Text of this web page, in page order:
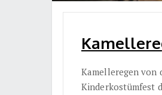
Kamelleregen von
Kinderkostümfest